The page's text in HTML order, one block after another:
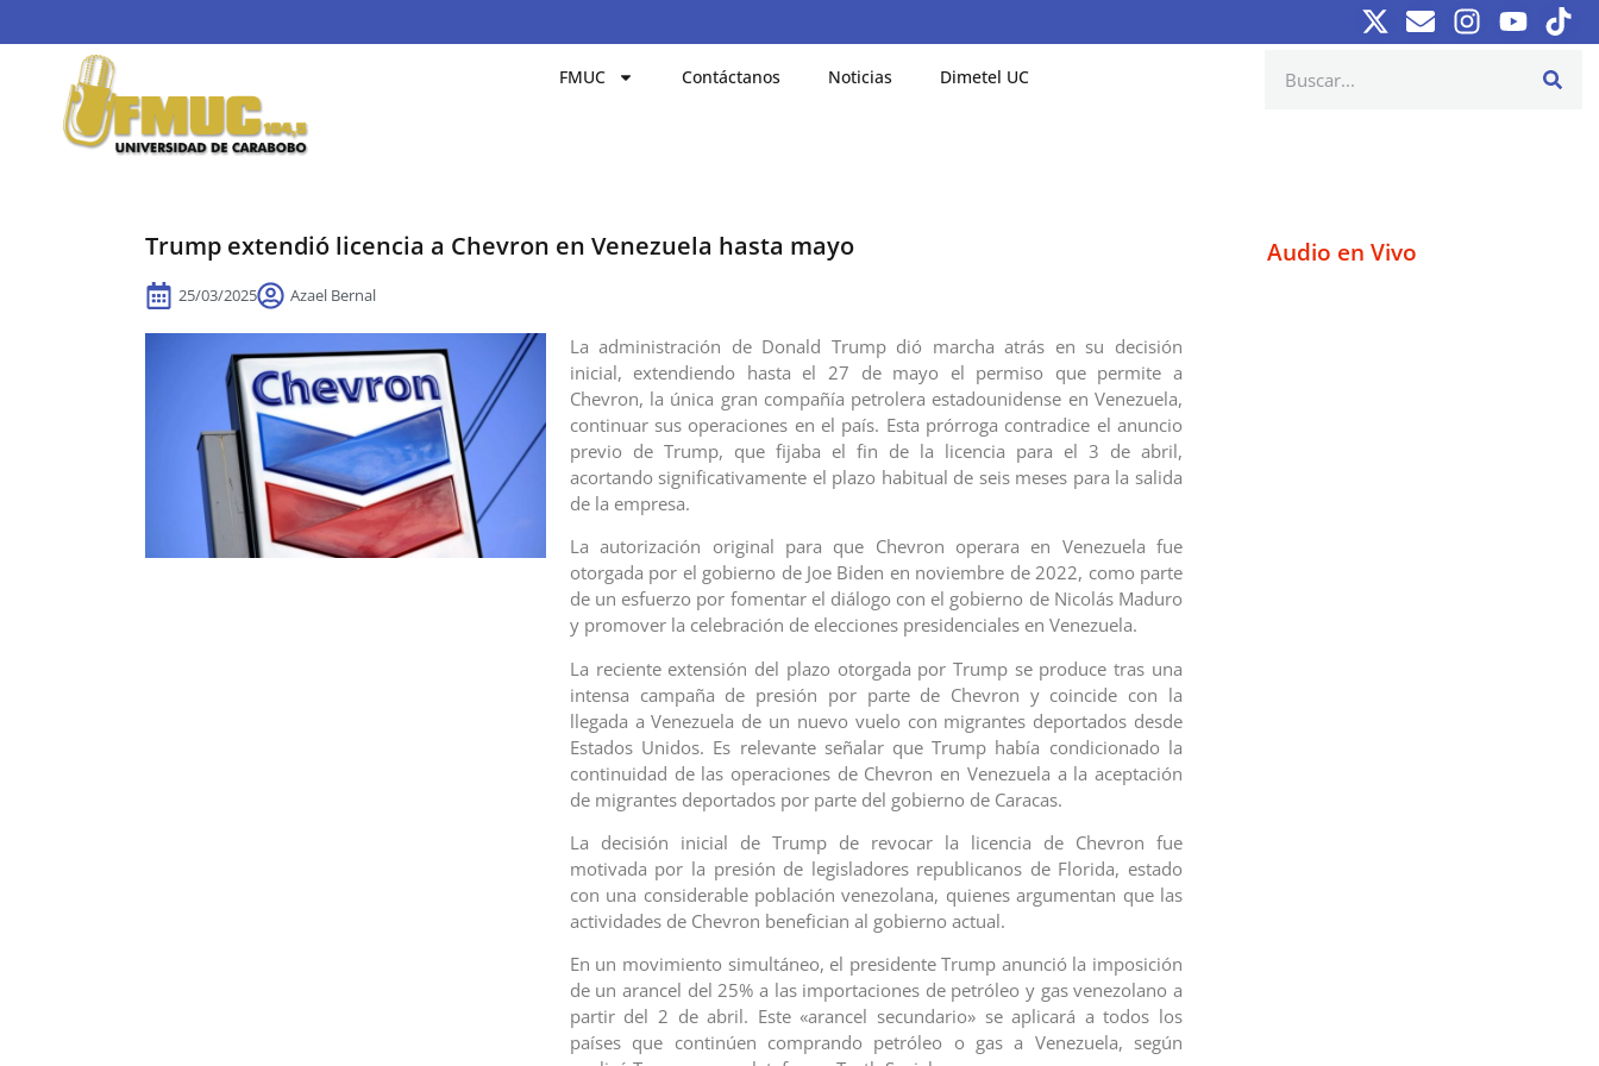
FMUC Contáctanos Noticias Dimetel UC
Trump extendió licencia a Chevron en Venezuela hasta mayo
25/03/2025 Azael Bernal
La administración de Donald Trump dió marcha atrás en su decisión
inicial, extendiendo hasta el 27 de mayo el permiso que permite a
Chevron, la única gran compañía petrolera estadounidense en Venezuela,
continuar sus operaciones en el país. Esta prórroga contradice el anuncio
previo de Trump, que fijaba el fin de la licencia para el 3 de abril,
acortando significativamente el plazo habitual de seis meses para la salida
de la empresa.
La autorización original para que Chevron operara en Venezuela fue
otorgada por el gobierno de Joe Biden en noviembre de 2022, como parte
de un esfuerzo por fomentar el diálogo con el gobierno de Nicolás Maduro
y promover la celebración de elecciones presidenciales en Venezuela.
La reciente extensión del plazo otorgada por Trump se produce tras una
intensa campaña de presión por parte de Chevron y coincide con la
llegada a Venezuela de un nuevo vuelo con migrantes deportados desde
Estados Unidos. Es relevante señalar que Trump había condicionado la
continuidad de las operaciones de Chevron en Venezuela a la aceptación
de migrantes deportados por parte del gobierno de Caracas.
La decisión inicial de Trump de revocar la licencia de Chevron fue
motivada por la presión de legisladores republicanos de Florida, estado
con una considerable población venezolana, quienes argumentan que las
actividades de Chevron benefician al gobierno actual.
En un movimiento simultáneo, el presidente Trump anunció la imposición
de un arancel del 25% a las importaciones de petróleo y gas venezolano a
partir del 2 de abril. Este «arancel secundario» se aplicará a todos los
países que continúen comprando petróleo o gas a Venezuela, según
Audio en Vivo